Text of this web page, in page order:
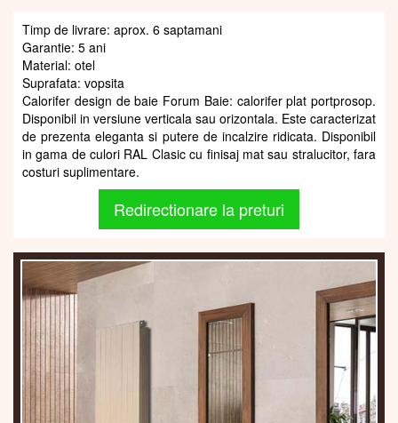
Timp de livrare: aprox. 6 saptamani
Garantie: 5 ani
Material: otel
Suprafata: vopsita
Calorifer design de baie Forum Baie: calorifer plat portprosop.
Disponibil in versiune verticala sau orizontala. Este caracterizat
de prezenta eleganta si putere de incalzire ridicata. Disponibil
in gama de culori RAL Clasic cu finisaj mat sau stralucitor, fara
costuri suplimentare.
Redirectionare la preturi